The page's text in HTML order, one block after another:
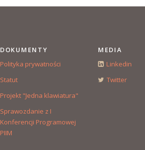
DOKUMENTY
Polityka prywatności
Statut
Projekt "Jedna klawiatura"
Sprawozdanie z I
Konferencji Programowej
PIIM
MEDIA
Linkedin
Twitter